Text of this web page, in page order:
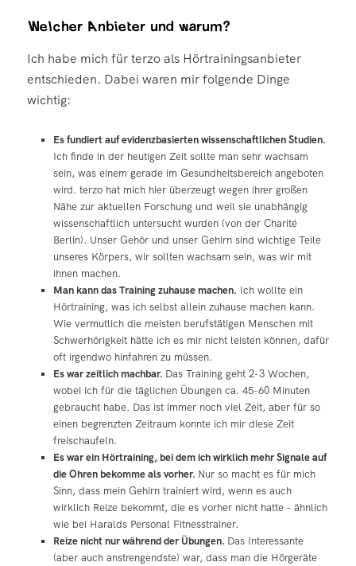
Welcher Anbieter und warum?
Ich habe mich für terzo als Hörtrainingsanbieter
entschieden. Dabei waren mir folgende Dinge
wichtig:
Es fundiert auf evidenzbasierten wissenschaftlichen Studien.
Ich finde in der heutigen Zeit sollte man sehr wachsam
sein, was einem gerade im Gesundheitsbereich angeboten
wird. terzo hat mich hier überzeugt wegen ihrer großen
Nähe zur aktuellen Forschung und weil sie unabhängig
wissenschaftlich untersucht wurden (von der Charité
Berlin). Unser Gehör und unser Gehirn sind wichtige Teile
unseres Körpers, wir sollten wachsam sein, was wir mit
ihnen machen.
Man kann das Training zuhause machen. Ich wollte ein
Hörtraining, was ich selbst allein zuhause machen kann.
Wie vermutlich die meisten berufstätigen Menschen mit
Schwerhörigkeit hätte ich es mir nicht leisten können, dafür
oft irgendwo hinfahren zu müssen.
Es war zeitlich machbar. Das Training geht 2-3 Wochen,
wobei ich für die täglichen Übungen ca. 45-60 Minuten
gebraucht habe. Das ist immer noch viel Zeit, aber für so
einen begrenzten Zeitraum konnte ich mir diese Zeit
freischaufeln.
Es war ein Hörtraining, bei dem ich wirklich mehr Signale auf
die Ohren bekomme als vorher. Nur so macht es für mich
Sinn, dass mein Gehirn trainiert wird, wenn es auch
wirklich Reize bekommt, die es vorher nicht hatte – ähnlich
wie bei Haralds Personal Fitnesstrainer.
Reize nicht nur während der Übungen. Das Interessante
(aber auch anstrengendste) war, dass man die Hörgeräte